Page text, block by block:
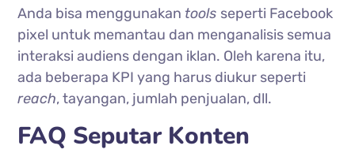
Anda bisa menggunakan tools seperti Facebook
pixel untuk memantau dan menganalisis semua
interaksi audiens dengan iklan. Oleh karena itu,
ada beberapa KPI yang harus diukur seperti
reach, tayangan, jumlah penjualan, dll.
FAQ Seputar Konten